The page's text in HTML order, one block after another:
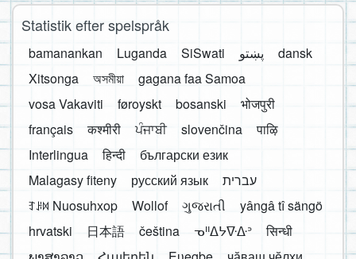
Statistik efter spelspråk
bamanankan Luganda SiSwati پښتو
dansk
Xitsonga
অসমীয়া
gagana faa Samoa
vosa Vakaviti
føroyskt bosanski
भोजपुरी
français
कश्मीरी ਪੰਜਾਬੀ slovenčina
पाऴि
Interlingua
हिन्दी
български език
Malagasy fiteny
русский язык
עברית
ꆈꌠ꒿ Nuosuhxop
Wollof ગુજરાતી
yângâ tî sängö
hrvatski
日本語 čeština ᓀᐦᐃᔭᐍᐏᐣ
सिन्धी